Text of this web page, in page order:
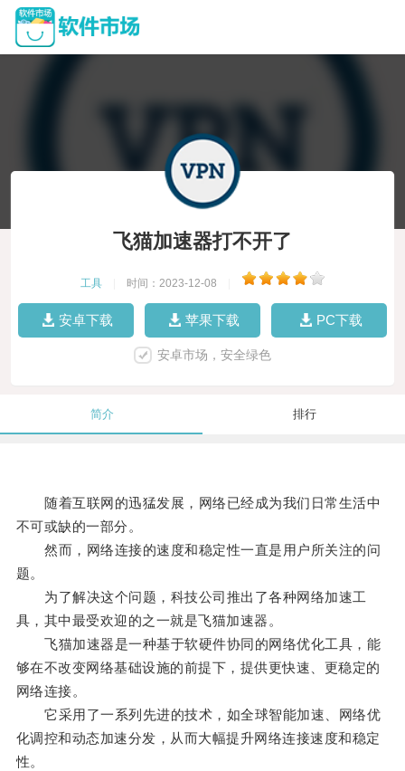
飞猫加速器打不开了
工具 时间：2023-12-08
安卓下载 苹果下载 PC下载
安卓市场，安全绿色
简介 排行
随着互联网的迅猛发展，网络已经成为我们日常生活中
不可或缺的一部分。
然而，网络连接的速度和稳定性一直是用户所关注的问
题。
为了解决这个问题，科技公司推出了各种网络加速工
具，其中最受欢迎的之一就是飞猫加速器。
飞猫加速器是一种基于软硬件协同的网络优化工具，能
够在不改变网络基础设施的前提下，提供更快速、更稳定的
网络连接。
它采用了一系列先进的技术，如全球智能加速、网络优
化调控和动态加速分发，从而大幅提升网络连接速度和稳定
性。